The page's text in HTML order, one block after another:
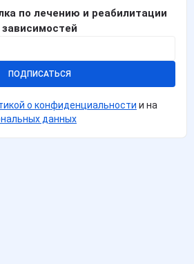
по лечению и реабилитации
зависимостей
ПОДПИСАТЬСЯ
о конфиденциальности и на
данных